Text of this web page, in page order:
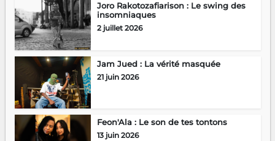
Joro Rakotozafiarison : Le swing des
insomniaques
2 juillet 2026
Jam Jued : La vérité masquée
21 juin 2026
Feon'Ala : Le son de tes tontons
13 juin 2026